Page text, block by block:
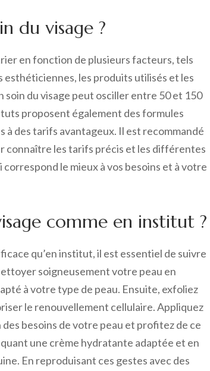
du visage ?
en fonction de plusieurs facteurs, tels
esthéticiennes, les produits utilisés et les
soin du visage peut osciller entre 50 et 150
proposent également des formules
des tarifs avantageux. Il est recommandé
connaître les tarifs précis et les différentes
le mieux à vos besoins et à votre
comme en institut ?
qu’en institut, il est essentiel de suivre
soigneusement votre peau en
à votre type de peau. Ensuite, exfoliez
le renouvellement cellulaire. Appliquez
besoins de votre peau et profitez de ce
une crème hydratante adaptée et en
En reproduisant ces gestes avec des